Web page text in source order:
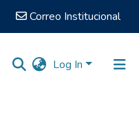
Correo Institucional
Log In